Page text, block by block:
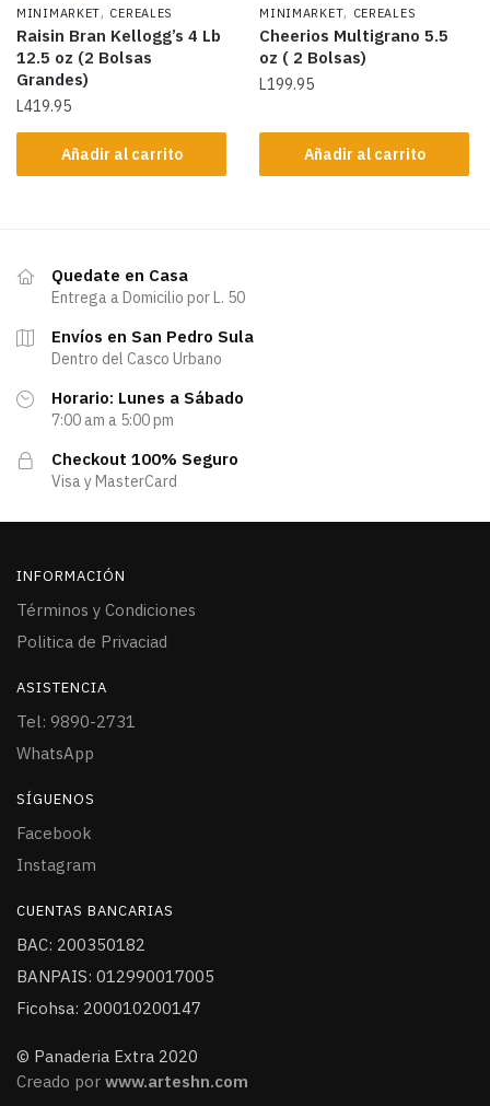
MINIMARKET, CEREALES
Raisin Bran Kellogg’s 4 Lb
12.5 oz (2 Bolsas
Grandes)
L419.95
Añadir al carrito
MINIMARKET, CEREALES
Cheerios Multigrano 5.5
oz ( 2 Bolsas)
L199.95
Añadir al carrito
Quedate en Casa
Entrega a Domicilio por L. 50
Envíos en San Pedro Sula
Dentro del Casco Urbano
Horario: Lunes a Sábado
7:00 am a 5:00 pm
Checkout 100% Seguro
Visa y MasterCard
INFORMACIÓN
Términos y Condiciones
Politica de Privaciad
ASISTENCIA
Tel: 9890-2731
WhatsApp
SÍGUENOS
Facebook
Instagram
CUENTAS BANCARIAS
BAC: 200350182
BANPAIS: 012990017005
Ficohsa: 200010200147
© Panaderia Extra 2020
Creado por www.arteshn.com